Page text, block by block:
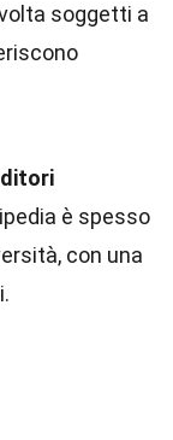
soggetti a
è spesso
con una